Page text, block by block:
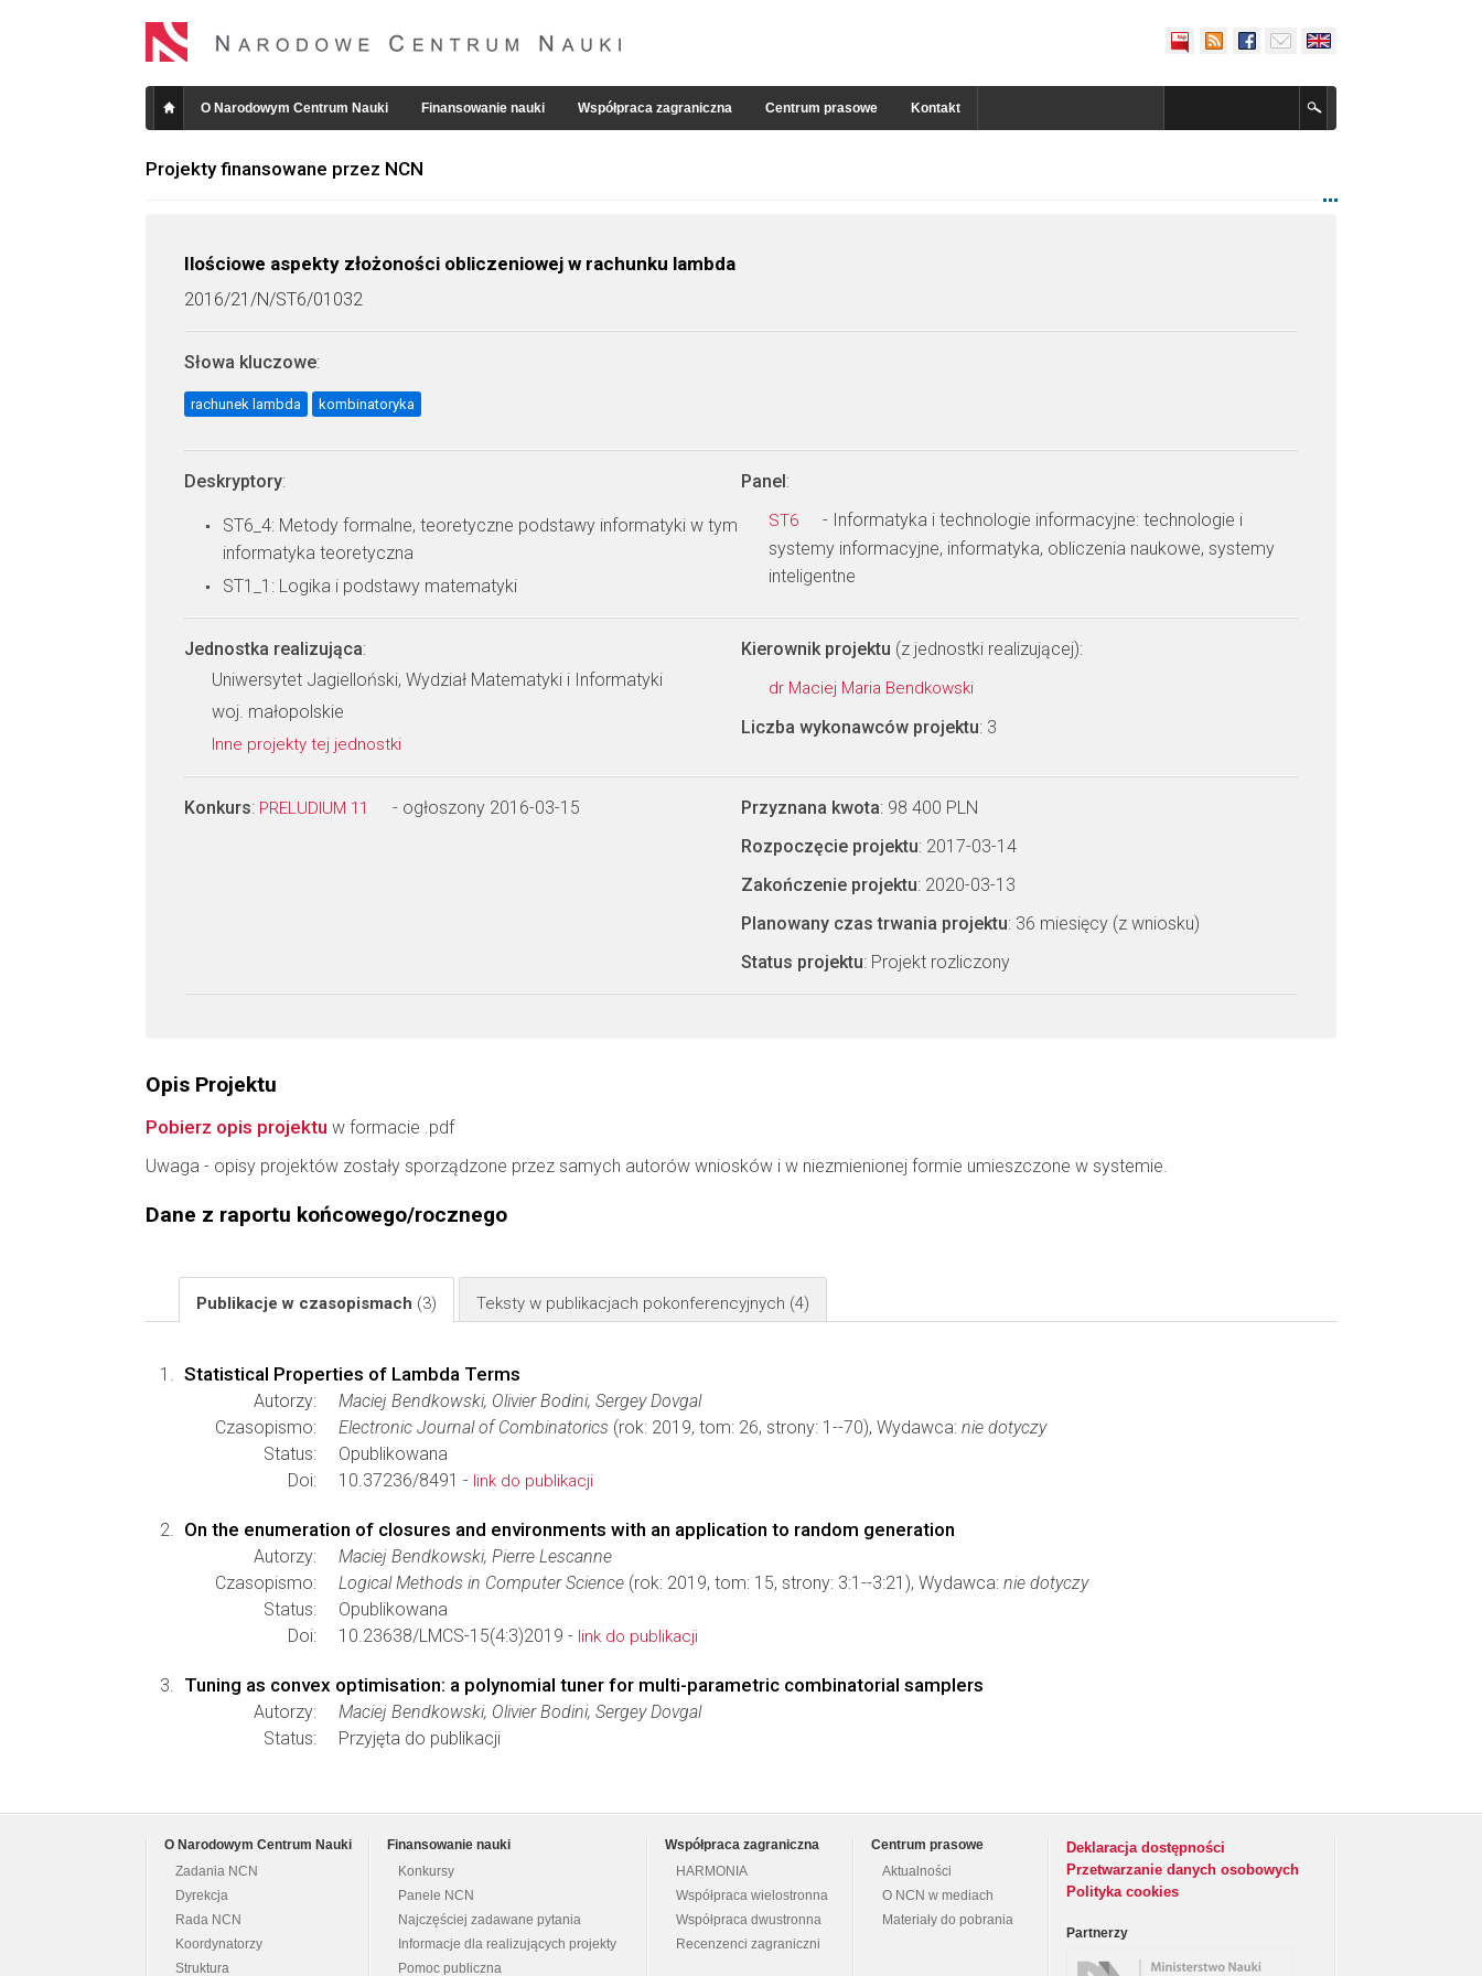
O Narodowym Centrum Nauki Finansowanie nauki Współpraca zagraniczna Centrum prasowe Kontakt
Projekty finansowane przez NCN
Ilościowe aspekty złożoności obliczeniowej w rachunku lambda
2016/21/N/ST6/01032
Słowa kluczowe:
rachunek lambda kombinatoryka
Deskryptory:
ST6_4: Metody formalne, teoretyczne podstawy informatyki w tym
informatyka teoretyczna
ST1_1: Logika i podstawy matematyki
Panel:
ST6
- Informatyka i technologie informacyjne: technologie i
systemy informacyjne, informatyka, obliczenia naukowe, systemy
inteligentne
Jednostka realizująca:
Uniwersytet Jagielloński, Wydział Matematyki i Informatyki
woj. małopolskie
Inne projekty tej jednostki
Kierownik projektu (z jednostki realizującej):
dr Maciej Maria Bendkowski
Liczba wykonawców projektu: 3
Konkurs: PRELUDIUM 11 - ogłoszony 2016-03-15 Przyznana kwota: 98 400 PLN
Rozpoczęcie projektu: 2017-03-14
Zakończenie projektu: 2020-03-13
Planowany czas trwania projektu: 36 miesięcy (z wniosku)
Status projektu: Projekt rozliczony
Opis Projektu
Pobierz opis projektu w formacie .pdf
Uwaga - opisy projektów zostały sporządzone przez samych autorów wniosków i w niezmienionej formie umieszczone w systemie.
Dane z raportu końcowego/rocznego
Publikacje w czasopismach (3) Teksty w publikacjach pokonferencyjnych (4)
Statistical Properties of Lambda Terms
Autorzy:
Maciej Bendkowski, Olivier Bodini, Sergey Dovgal
Czasopismo:
Electronic Journal of Combinatorics (rok: 2019, tom: 26, strony: 1--70), Wydawca: nie dotyczy
Status:
Opublikowana
Doi:
10.37236/8491 - link do publikacji
On the enumeration of closures and environments with an application to random generation
Autorzy:
Maciej Bendkowski, Pierre Lescanne
Czasopismo:
Logical Methods in Computer Science (rok: 2019, tom: 15, strony: 3:1--3:21), Wydawca: nie dotyczy
Status:
Opublikowana
Doi:
10.23638/LMCS-15(4:3)2019 - link do publikacji
Tuning as convex optimisation: a polynomial tuner for multi-parametric combinatorial samplers
Autorzy:
Maciej Bendkowski, Olivier Bodini, Sergey Dovgal
Status:
Przyjęta do publikacji
O Narodowym Centrum Nauki
Zadania NCN
Dyrekcja
Rada NCN
Koordynatorzy
Struktura
Finansowanie nauki
Konkursy
Panele NCN
Najczęściej zadawane pytania
Informacje dla realizujących projekty
Pomoc publiczna
Współpraca zagraniczna
HARMONIA
Współpraca wielostronna
Współpraca dwustronna
Recenzenci zagraniczni
Centrum prasowe
Aktualności
O NCN w mediach
Materiały do pobrania
Deklaracja dostępności
Przetwarzanie danych osobowych
Polityka cookies
Partnerzy